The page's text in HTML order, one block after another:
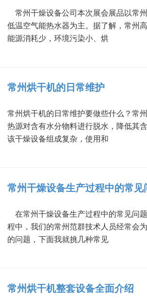
干燥配套装置
常州干燥设备公司本次展会展品以常州
低温空气能热水器为主。据了解，常州
能源消耗少，环境污染小、烘
常州烘干机的日常维护
常州烘干机的日常维护要做些什么？常
热源对含有水分物料进行脱水，降低其
该干燥设备组成复杂，使用和
常州干燥设备生产过程中的常见
在常州干燥设备生产过程中的常见问
程中，我们的常州范群技术人员经常会
的问题，下面我就挑几种常见
常州烘干机整套设备全面介绍